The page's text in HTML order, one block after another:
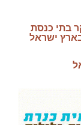
בתי כנסת
ישראל